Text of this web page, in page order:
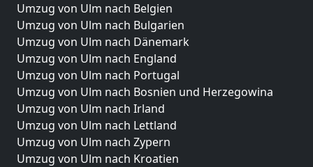
Umzug von Ulm nach Belgien
Umzug von Ulm nach Bulgarien
Umzug von Ulm nach Dänemark
Umzug von Ulm nach England
Umzug von Ulm nach Portugal
Umzug von Ulm nach Bosnien und Herzegowina
Umzug von Ulm nach Irland
Umzug von Ulm nach Lettland
Umzug von Ulm nach Zypern
Umzug von Ulm nach Kroatien